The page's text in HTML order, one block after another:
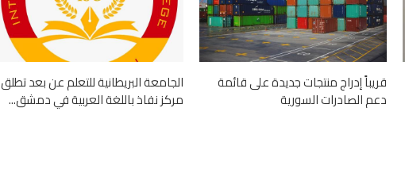
قريباً إدراج منتجات جديدة على قائمة
دعم الصادرات السورية
الجامعة البريطانية للتعلم عن بعد تطلق
مركز نفاذ باللغة العربية في دمشق...